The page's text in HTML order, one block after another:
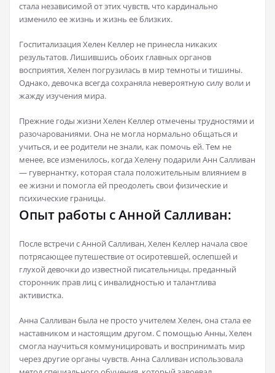
стала независимой от этих чувств, что кардинально
изменило ее жизнь и жизнь ее близких.
Госпитализация Хелен Келлер не принесла никаких
результатов. Лишившись обоих главных органов
восприятия, Хелен погрузилась в мир темноты и тишины.
Однако, девочка всегда сохраняла невероятную силу воли и
жажду изучения мира.
Прежние годы жизни Хелен Келлер отмечены трудностями и
разочарованиями. Она не могла нормально общаться и
учиться, и ее родители не знали, как помочь ей. Тем не
менее, все изменилось, когда Хелену подарили Анн Салливан
— гувернантку, которая стала положительным влиянием в
ее жизни и помогла ей преодолеть свои физические и
психические границы.
Опыт работы с Анной Салливан:
После встречи с Анной Салливан, Хелен Келлер начала свое
потрясающее путешествие от осиротевшей, ослепшей и
глухой девочки до известной писательницы, преданный
сторонник прав лиц с инвалидностью и талантлива
активистка.
Анна Салливан была не просто учителем Хелен, она стала ее
наставником и настоящим другом. С помощью Анны, Хелен
смогла научиться коммуницировать и воспринимать мир
через другие органы чувств. Анна Салливан использовала